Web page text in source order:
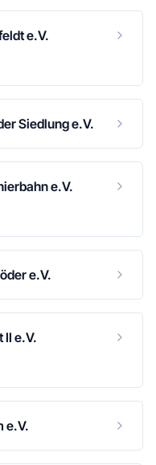
e.V.
Siedlung e.V.
e.V.
e.V.
e.V.
e.V.